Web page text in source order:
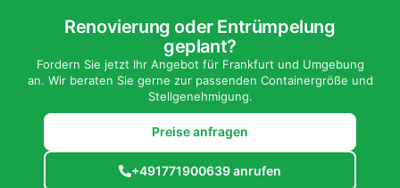
Renovierung oder Entrümpelung
geplant?
Fordern Sie jetzt Ihr Angebot für Frankfurt und Umgebung
an. Wir beraten Sie gerne zur passenden Containergröße und
Stellgenehmigung.
Preise anfragen
+491771900639 anrufen